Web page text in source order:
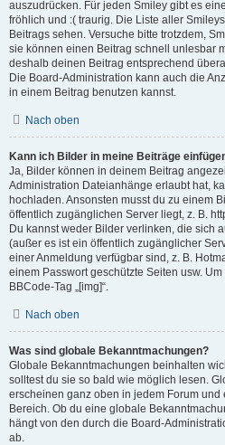
auszudrücken. Für jeden Smiley gibt es
fröhlich und :( traurig. Die Liste aller
Beitrags sehen. Versuche bitte trotzdem,
sie können einen Beitrag schnell unlesbar
deshalb deinen Beitrag entsprechend
Die Board-Administration kann auch die
in einem Beitrag benutzen kannst.
Nach oben
Kann ich Bilder in meine Beiträge
Ja, Bilder können in deinem Beitrag
Administration Dateianhänge erlaubt hat,
hochladen. Ansonsten musst du zu einem
öffentlich zugänglichen Server liegt, z. B.
Du kannst weder Bilder verlinken, die sich
(außer es ist ein öffentlich zugänglicher
einer Anmeldung verfügbar sind, z. B.
einem Passwort geschützte Seiten usw.
BBCode-Tag „[img]“.
Nach oben
Was sind globale Bekanntmachungen?
Globale Bekanntmachungen beinhalten
solltest du sie so bald wie möglich lesen.
erscheinen ganz oben in jedem Forum
Bereich. Ob du eine globale
hängt von den durch die Board-
ab.